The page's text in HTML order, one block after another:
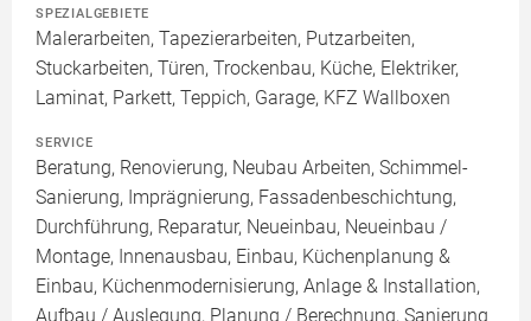
SPEZIALGEBIETE
Malerarbeiten, Tapezierarbeiten, Putzarbeiten,
Stuckarbeiten, Türen, Trockenbau, Küche, Elektriker,
Laminat, Parkett, Teppich, Garage, KFZ Wallboxen
SERVICE
Beratung, Renovierung, Neubau Arbeiten, Schimmel-
Sanierung, Imprägnierung, Fassadenbeschichtung,
Durchführung, Reparatur, Neueinbau, Neueinbau /
Montage, Innenausbau, Einbau, Küchenplanung &
Einbau, Küchenmodernisierung, Anlage & Installation,
Aufbau / Auslegung, Planung / Berechnung, Sanierung